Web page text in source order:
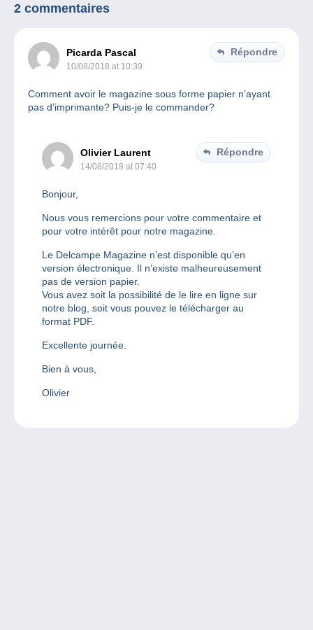
2 commentaires
Picarda Pascal
10/08/2018 at 10:39
Répondre
Comment avoir le magazine sous forme papier n’ayant
pas d’imprimante? Puis-je le commander?
Olivier Laurent
14/08/2018 at 07:40
Répondre
Bonjour,
Nous vous remercions pour votre commentaire et
pour votre intérêt pour notre magazine.
Le Delcampe Magazine n’est disponible qu’en
version électronique. Il n’existe malheureusement
pas de version papier.
Vous avez soit la possibilité de le lire en ligne sur
notre blog, soit vous pouvez le télécharger au
format PDF.
Excellente journée.
Bien à vous,
Olivier